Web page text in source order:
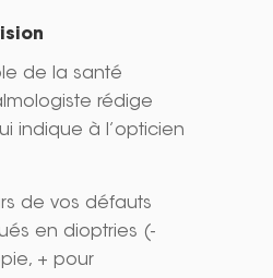
de la santé
rédige
indique à l’opticien
de vos défauts
en dioptries (-
+ pour